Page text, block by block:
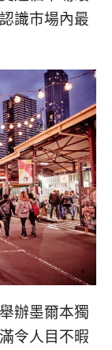
識市場內最
辦墨爾本獨
令人目不暇